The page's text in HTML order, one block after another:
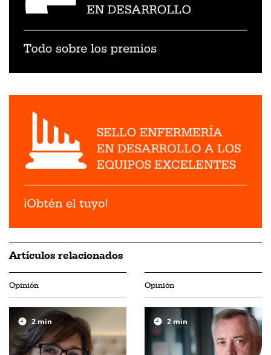
Artículos relacionados
Opinión
2min
Opinión
2min